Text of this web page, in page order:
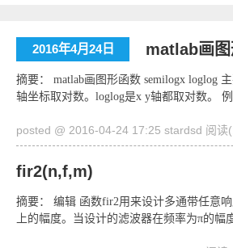
2016年4月24日 matlab画
摘要： matlab画图形函数 semilogx loglog
轴坐标取对数。loglog是x y轴都取对数。
posted @ 2016-04-24 17:25 stardsd 阅读
fir2(n,f,m)
摘要： 编辑 函数fir2用来设计多通带任意
上的幅度。当设计的滤波器在频率为π的